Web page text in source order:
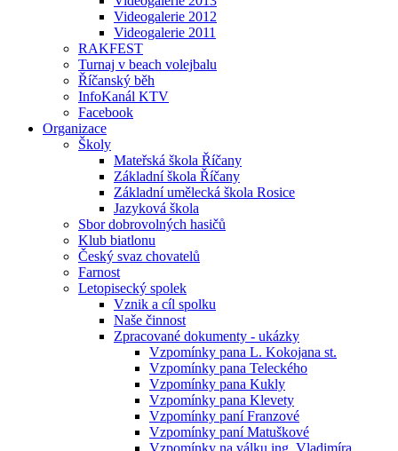
Videogalerie 2012
Videogalerie 2011
RAKFEST
Turnaj v beach volejbalu
Říčanský běh
InfoKanál KTV
Facebook
Organizace
Školy
Mateřská škola Říčany
Základní škola Říčany
Základní umělecká škola Rosice
Jazyková škola
Sbor dobrovolných hasičů
Klub biatlonu
Český svaz chovatelů
Farnost
Letopisecký spolek
Vznik a cíl spolku
Naše činnost
Zpracované dokumenty - ukázky
Vzpomínky pana L. Kokojana st.
Vzpomínky pana Teleckého
Vzpomínky pana Kukly
Vzpomínky pana Klevety
Vzpomínky paní Franzové
Vzpomínky paní Matuškové
Vzpomínky na válku ing. Vladimíra